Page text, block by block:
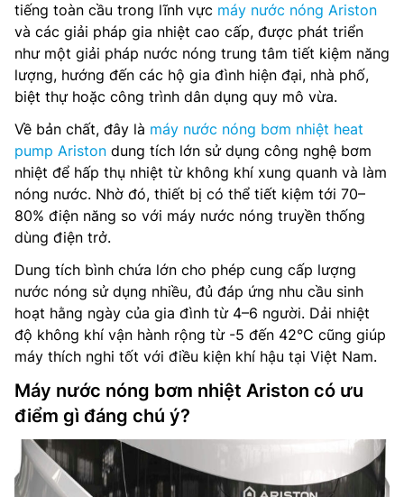
tiếng toàn cầu trong lĩnh vực máy nước nóng Ariston
và các giải pháp gia nhiệt cao cấp, được phát triển
như một giải pháp nước nóng trung tâm tiết kiệm năng
lượng, hướng đến các hộ gia đình hiện đại, nhà phố,
biệt thự hoặc công trình dân dụng quy mô vừa.
Về bản chất, đây là máy nước nóng bơm nhiệt heat
pump Ariston dung tích lớn sử dụng công nghệ bơm
nhiệt để hấp thụ nhiệt từ không khí xung quanh và làm
nóng nước. Nhờ đó, thiết bị có thể tiết kiệm tới 70–
80% điện năng so với máy nước nóng truyền thống
dùng điện trở.
Dung tích bình chứa lớn cho phép cung cấp lượng
nước nóng sử dụng nhiều, đủ đáp ứng nhu cầu sinh
hoạt hằng ngày của gia đình từ 4–6 người. Dải nhiệt
độ không khí vận hành rộng từ -5 đến 42°C cũng giúp
máy thích nghi tốt với điều kiện khí hậu tại Việt Nam.
Máy nước nóng bơm nhiệt Ariston có ưu
điểm gì đáng chú ý?